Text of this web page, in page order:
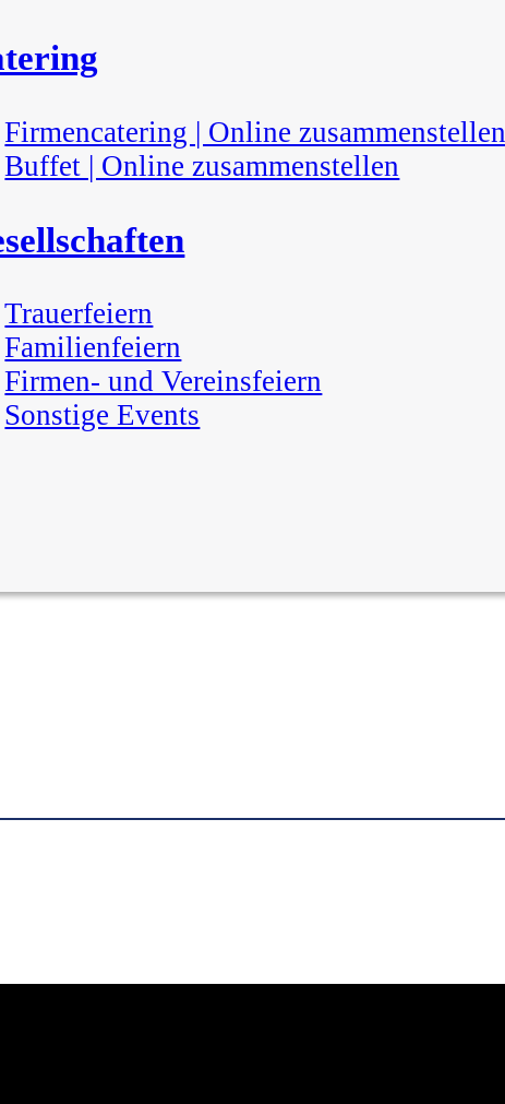
Firmencatering | Online zusammenstellen
Buffet | Online zusammenstellen
Trauerfeiern
Familienfeiern
Firmen- und Vereinsfeiern
Sonstige Events